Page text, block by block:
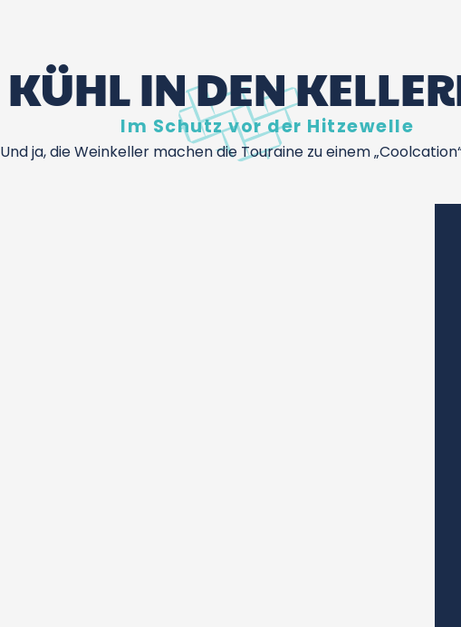
KÜHL IN DEN
Im Schutz vor der Hitzewelle
Und ja, die Weinkeller machen die Touraine zu einem